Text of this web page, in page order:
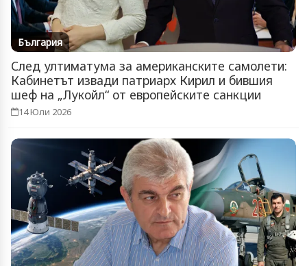
България
След ултиматума за американските самолети:
Кабинетът извади патриарх Кирил и бившия
шеф на „Лукойл“ от европейските санкции
14 Юли 2026